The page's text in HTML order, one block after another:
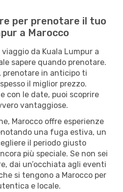
per prenotare il tuo
a Marocco
da Kuala Lumpur a
sapere quando prenotare.
prenotare in anticipo ti
il miglior prezzo.
con le date, puoi scoprire
vantaggiose.
Marocco offre esperienze
una fuga estiva, un
il periodo giusto
più speciale. Se non sei
dai un’occhiata agli eventi
si tengono a Marocco per
e locale.